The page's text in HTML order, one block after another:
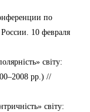
по
10 февраля
світу:
рр.) //
світу: